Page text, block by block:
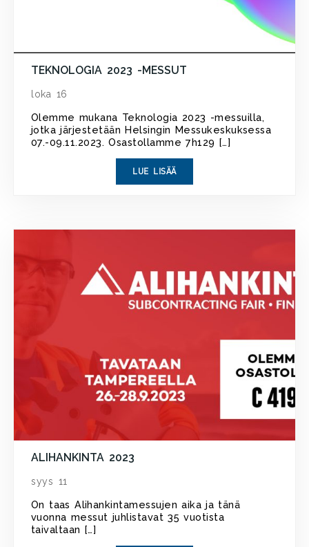
TEKNOLOGIA 2023 -MESSUT
loka 16
Olemme mukana Teknologia 2023 -messuilla,
jotka järjestetään Helsingin Messukeskuksessa
07.-09.11.2023. Osastollamme 7h129 […]
LUE LISÄÄ
ALIHANKINTA 2023
syys 11
On taas Alihankintamessujen aika ja tänä
vuonna messut juhlistavat 35 vuotista
taivaltaan […]